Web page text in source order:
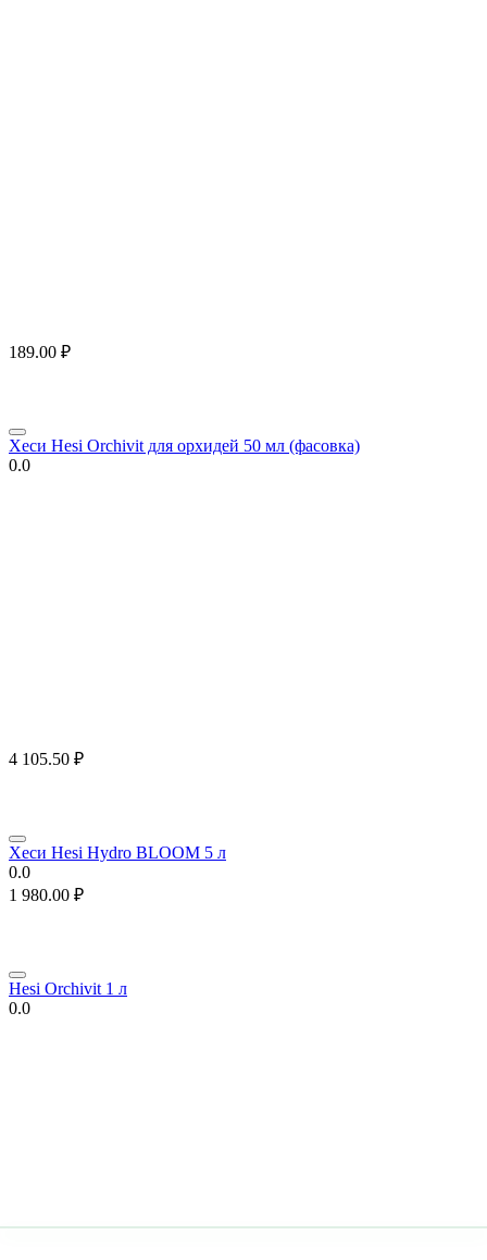
189.00 ₽
Хеси Hesi Orchivit для орхидей 50 мл (фасовка)
0.0
4 105.50 ₽
Хеси Hesi Hydro BLOOM 5 л
0.0
1 980.00 ₽
Hesi Orchivit 1 л
0.0